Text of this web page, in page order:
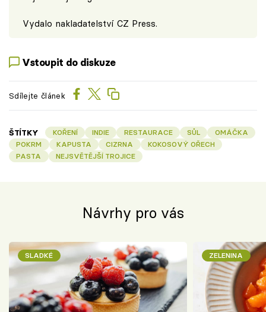
Vydalo nakladatelství CZ Press.
Vstoupit do diskuze
Sdílejte článek
ŠTÍTKY KOŘENÍ INDIE RESTAURACE SŮL
OMÁČKA
POKRM
KAPUSTA CIZRNA
KOKOSOVÝ OŘECH
PASTA
NEJSVĚTĚJŠÍ TROJICE
Návrhy pro vás
SLADKÉ ZELENINA